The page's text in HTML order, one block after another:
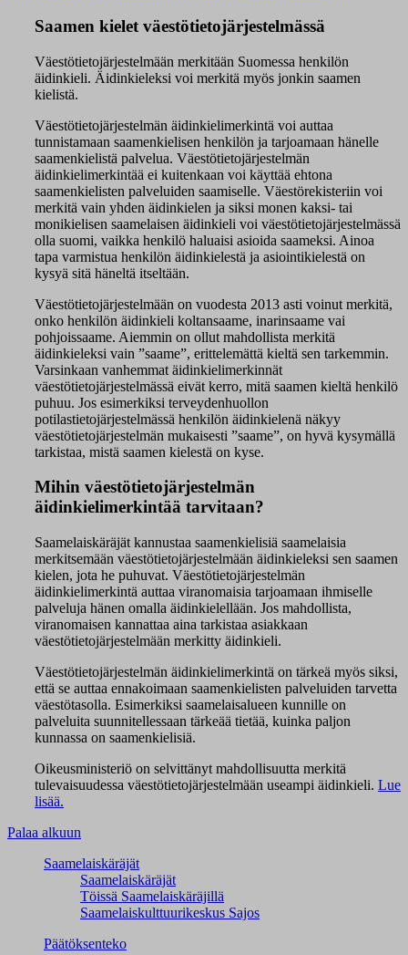
Saamen kielet väestötietojärjestelmässä
Väestötietojärjestelmään merkitään Suomessa henkilön
äidinkieli. Äidinkieleksi voi merkitä myös jonkin saamen
kielistä.
Väestötietojärjestelmän äidinkielimerkintä voi auttaa
tunnistamaan saamenkielisen henkilön ja tarjoamaan hänelle
saamenkielistä palvelua. Väestötietojärjestelmän
äidinkielimerkintää ei kuitenkaan voi käyttää ehtona
saamenkielisten palveluiden saamiselle. Väestörekisteriin voi
merkitä vain yhden äidinkielen ja siksi monen kaksi- tai
monikielisen saamelaisen äidinkieli voi väestötietojärjestelmässä
olla suomi, vaikka henkilö haluaisi asioida saameksi. Ainoa
tapa varmistua henkilön äidinkielestä ja asiointikielestä on
kysyä sitä häneltä itseltään.
Väestötietojärjestelmään on vuodesta 2013 asti voinut merkitä,
onko henkilön äidinkieli koltansaame, inarinsaame vai
pohjoissaame. Aiemmin on ollut mahdollista merkitä
äidinkieleksi vain ”saame”, erittelemättä kieltä sen tarkemmin.
Varsinkaan vanhemmat äidinkielimerkinnät
väestötietojärjestelmässä eivät kerro, mitä saamen kieltä henkilö
puhuu. Jos esimerkiksi terveydenhuollon
potilastietojärjestelmässä henkilön äidinkielenä näkyy
väestötietojärjestelmän mukaisesti ”saame”, on hyvä kysymällä
tarkistaa, mistä saamen kielestä on kyse.
Mihin väestötietojärjestelmän
äidinkielimerkintää tarvitaan?
Saamelaiskäräjät kannustaa saamenkielisiä saamelaisia
merkitsemään väestötietojärjestelmään äidinkieleksi sen saamen
kielen, jota he puhuvat. Väestötietojärjestelmän
äidinkielimerkintä auttaa viranomaisia tarjoamaan ihmiselle
palveluja hänen omalla äidinkielellään. Jos mahdollista,
viranomaisen kannattaa aina tarkistaa asiakkaan
väestötietojärjestelmään merkitty äidinkieli.
Väestötietojärjestelmän äidinkielimerkintä on tärkeä myös siksi,
että se auttaa ennakoimaan saamenkielisten palveluiden tarvetta
väestötasolla. Esimerkiksi saamelaisalueen kunnille on
palveluita suunnitellessaan tärkeää tietää, kuinka paljon
kunnassa on saamenkielisiä.
Oikeusministeriö on selvittänyt mahdollisuutta merkitä
tulevaisuudessa väestötietojärjestelmään useampi äidinkieli. Lue
lisää.
Palaa alkuun
Saamelaiskäräjät
Saamelaiskäräjät
Töissä Saamelaiskäräjillä
Saamelaiskulttuuri­keskus Sajos
Päätöksenteko